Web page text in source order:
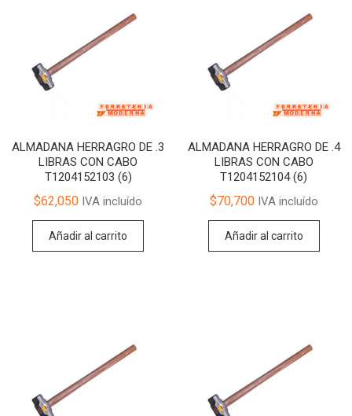
ALMADANA HERRAGRO DE .3
LIBRAS CON CABO
T1204152103 (6)
$62,050 IVA incluído
Añadir al carrito
ALMADANA HERRAGRO DE .4
LIBRAS CON CABO
T1204152104 (6)
$70,700IVA incluído
Añadir al carrito